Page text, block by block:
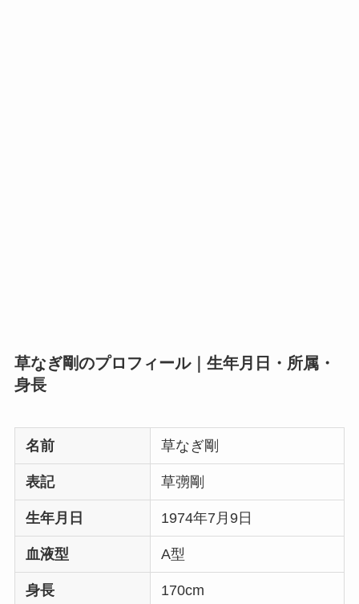
草なぎ剛のプロフィール｜生年月日・所属・
身長
名前 草なぎ剛
表記 草彅剛
生年月日 1974年7月9日
血液型 A型
身長 170cm